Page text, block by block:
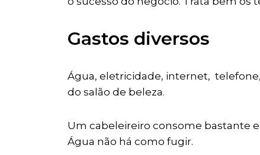
Gastos diversos
Água, eletricidade, internet,
do salão de beleza.
Um cabeleireiro consome bastante
Água não há como fugir.